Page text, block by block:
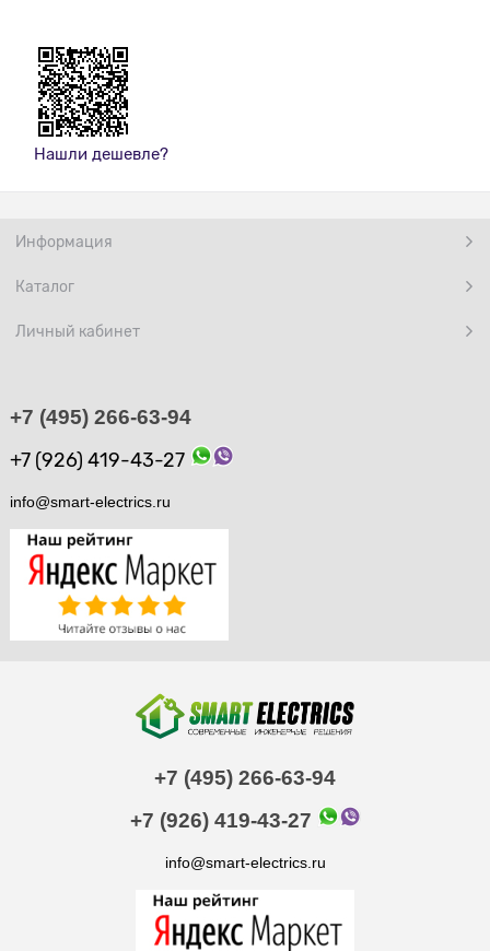
Нашли дешевле?
Информация
Каталог
Личный кабинет
+7 (495) 266-63-94
+7 (926) 419-43-27
info@smart-electrics.ru
+7 (495) 266-63-94
+7 (926) 419-43-27
info@smart-electrics.ru